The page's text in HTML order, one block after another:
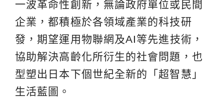
一波革命性創新，無論政府單位或民間
企業，都積極於各領域產業的科技研
發，期望運用物聯網及AI等先進技術，
協助解決高齡化所衍生的社會問題，也
型塑出日本下個世紀全新的「超智慧」
生活藍圖。